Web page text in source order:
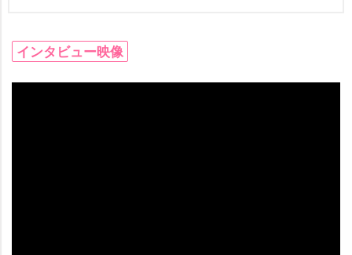
インタビュー映像